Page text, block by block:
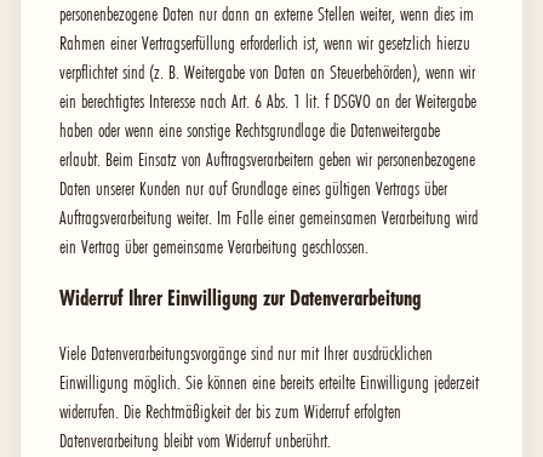
personenbezogene Daten nur dann an externe Stellen weiter, wenn dies im
Rahmen einer Vertragserfüllung erforderlich ist, wenn wir gesetzlich hierzu
verpflichtet sind (z. B. Weitergabe von Daten an Steuerbehörden), wenn wir
ein berechtigtes Interesse nach Art. 6 Abs. 1 lit. f DSGVO an der Weitergabe
haben oder wenn eine sonstige Rechtsgrundlage die Datenweitergabe
erlaubt. Beim Einsatz von Auftragsverarbeitern geben wir personenbezogene
Daten unserer Kunden nur auf Grundlage eines gültigen Vertrags über
Auftragsverarbeitung weiter. Im Falle einer gemeinsamen Verarbeitung wird
ein Vertrag über gemeinsame Verarbeitung geschlossen.
Widerruf Ihrer Einwilligung zur Datenverarbeitung
Viele Datenverarbeitungsvorgänge sind nur mit Ihrer ausdrücklichen
Einwilligung möglich. Sie können eine bereits erteilte Einwilligung jederzeit
widerrufen. Die Rechtmäßigkeit der bis zum Widerruf erfolgten
Datenverarbeitung bleibt vom Widerruf unberührt.